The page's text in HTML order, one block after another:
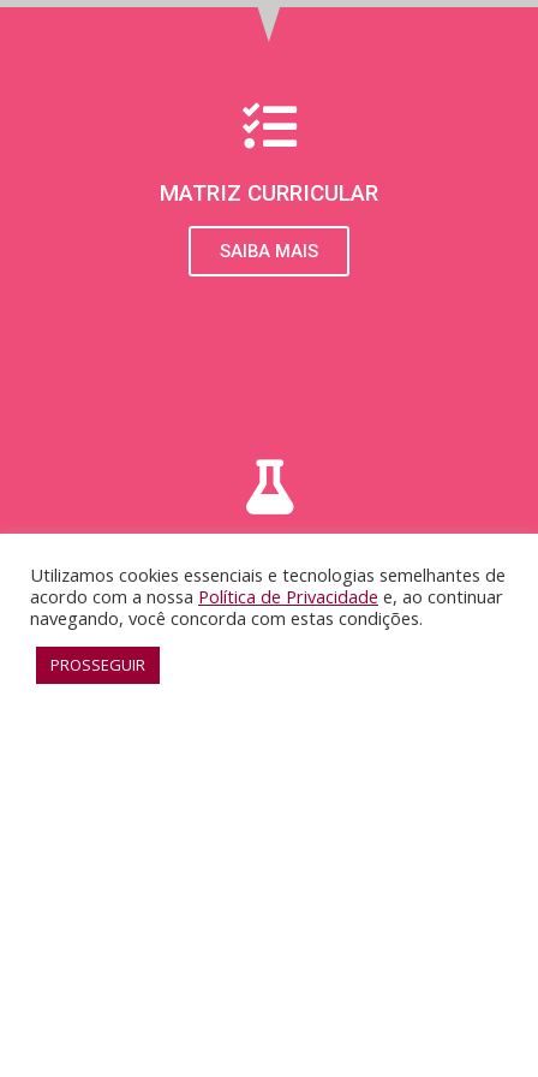
s
t
a
g
r
a
MATRIZ CURRICULAR
SAIBA MAIS
SAIBA MAIS
Utilizamos cookies essenciais e tecnologias semelhantes de
acordo com a nossa Política de Privacidade e, ao continuar
navegando, você concorda com estas condições.
PROSSEGUIR